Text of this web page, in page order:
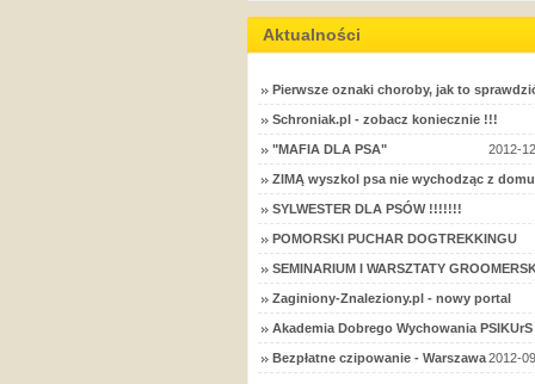
Aktualności
Pierwsze oznaki choroby, jak to
Schroniak.pl - zobacz koniecznie !!!
"MAFIA DLA PSA" 2012-
ZIMĄ wyszkol psa nie wychodząc z
SYLWESTER DLA PSÓW !!!!!!!
POMORSKI PUCHAR DOGTREKKINGU
SEMINARIUM I WARSZTATY
Zaginiony-Znaleziony.pl - nowy portal
Akademia Dobrego Wychowania
Bezpłatne czipowanie - Warszawa2012-